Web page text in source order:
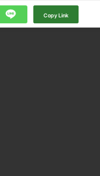
Copy Link